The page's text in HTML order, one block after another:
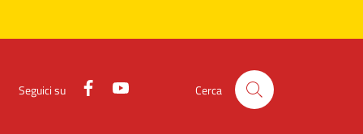
Seguici su Facebook Cerca